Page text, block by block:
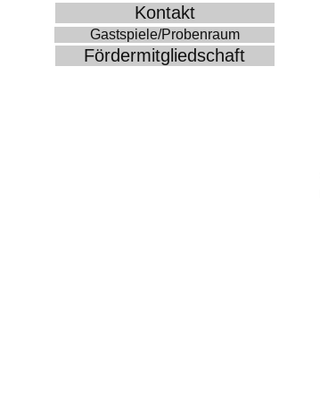
Kontakt
Gastspiele/Probenraum
Fördermitgliedschaft